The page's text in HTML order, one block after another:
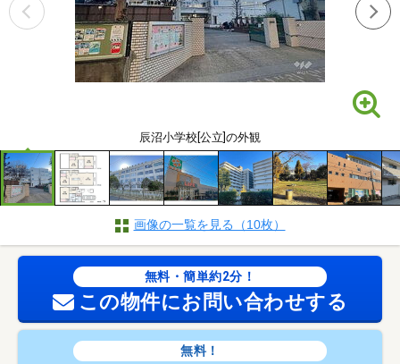
辰沼小学校[公立]の外観
画像の一覧を見る（10枚）
無料・簡単約2分！
この物件にお問い合わせする
無料！